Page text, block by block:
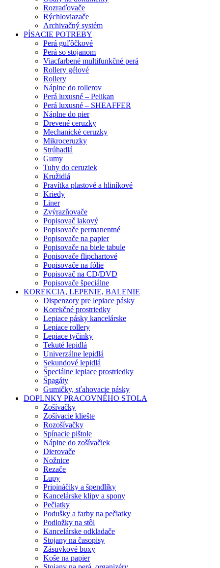
Rozraďovače
Rýchloviazače
Archivačný systém
PÍSACIE POTREBY
Perá guľôčkové
Perá so stojanom
Viacfarbené multifunkčné perá
Rollery gélové
Rollery
Náplne do rollerov
Perá luxusné – Pelikan
Perá luxusné – SHEAFFER
Náplne do pier
Drevené ceruzky
Mechanické ceruzky
Mikroceruzky
Strúhadlá
Gumy
Tuhy do ceruziek
Kružidlá
Pravítka plastové a hliníkové
Kriedy
Liner
Zvýrazňovače
Popisovač lakový
Popisovače permanentné
Popisovače na papier
Popisovače na biele tabule
Popisovače flipchartové
Popisovače na fólie
Popisovač na CD/DVD
Popisovače špeciálne
KOREKCIA, LEPENIE, BALENIE
Dispenzory pre lepiace pásky
Korekčné prostriedky
Lepiace pásky kancelárske
Lepiace rollery
Lepiace tyčinky
Tekuté lepidlá
Univerzálne lepidlá
Sekundové lepidlá
Špeciálne lepiace prostriedky
Špagáty
Gumičky, sťahovacie pásky
DOPLNKY PRACOVNÉHO STOLA
Zošívačky
Zošívacie kliešte
Rozošívačky
Spínacie pištole
Náplne do zošívačiek
Dierovače
Nožnice
Rezače
Lupy
Pripináčiky a špendlíky
Kancelárske klipy a spony
Pečiatky
Podušky a farby na pečiatky
Podložky na stôl
Kancelárske odkladače
Stojany na časopisy
Zásuvkové boxy
Koše na papier